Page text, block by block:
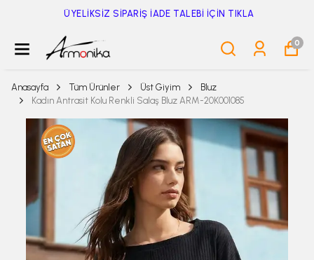
ÜYELİKSİZ SİPARİŞ İADE TALEBİ İÇİN TIKLA
0
Anasayfa Tüm Ürünler Üst Giyim
Bluz
Kadın Antrasit Kolu Renkli Salaş Bluz ARM-20K001085